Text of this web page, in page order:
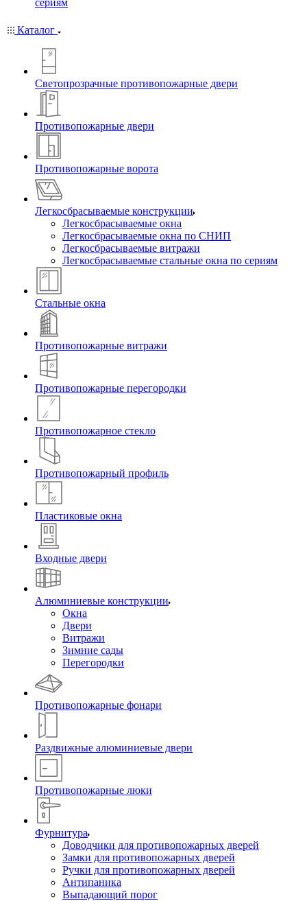
сериям
Каталог
Светопрозрачные противопожарные двери
Противопожарные двери
Противопожарные ворота
Легкосбрасываемые конструкции
Легкосбрасываемые окна
Легкосбрасываемые окна по СНИП
Легкосбрасываемые витражи
Легкосбрасываемые стальные окна по сериям
Стальные окна
Противопожарные витражи
Противопожарные перегородки
Противопожарное стекло
Противопожарный профиль
Пластиковые окна
Входные двери
Алюминиевые конструкции
Окна
Двери
Витражи
Зимние сады
Перегородки
Противопожарные фонари
Раздвижные алюминиевые двери
Противопожарные люки
Фурнитура
Доводчики для противопожарных дверей
Замки для противопожарных дверей
Ручки для противопожарных дверей
Антипаника
Выпадающий порог